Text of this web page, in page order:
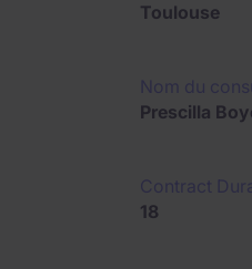
Toulouse
Prescilla
18